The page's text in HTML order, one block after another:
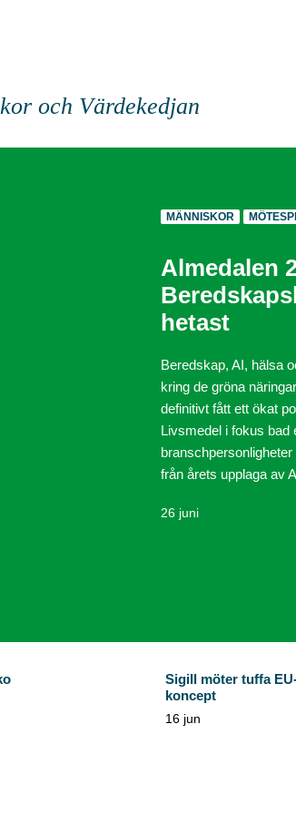
och Värdekedjan
MÄNNISKOR
Almedalen
hetast
Beredskap, AI, hälsa
kring de gröna
definitivt fått ett ökat
Livsmedel i fokus bad
från årets upplaga av
26 juni
Sigill möter tuffa
koncept
16 jun